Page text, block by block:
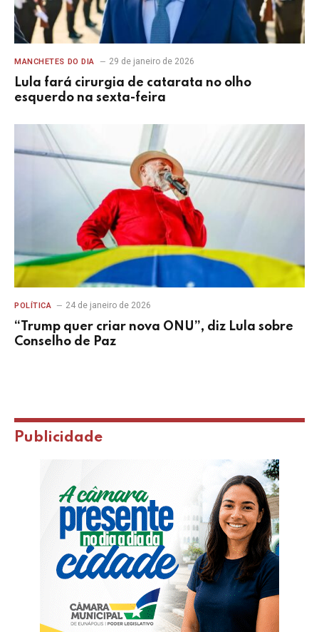
MANCHETES DO DIA 29 de janeiro de 2026
Lula fará cirurgia de catarata no olho
esquerdo na sexta-feira
POLÍTICA 24 de janeiro de 2026
“Trump quer criar nova ONU”, diz Lula sobre
Conselho de Paz
Publicidade